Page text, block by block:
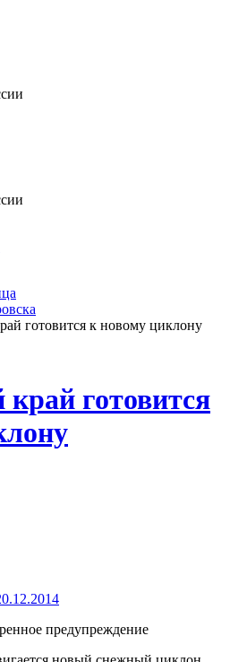
готовится к новому циклону
готовится
предупреждение